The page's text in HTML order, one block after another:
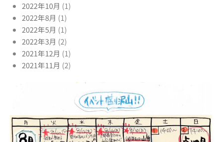
2022年10月 (1)
2022年8月 (1)
2022年5月 (1)
2022年3月 (2)
2021年12月 (1)
2021年11月 (2)